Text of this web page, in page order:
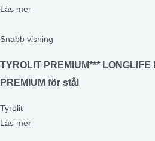
Läs mer
Snabb visning
TYROLIT PREMIUM***
PREMIUM för stål
Tyrolit
Läs mer